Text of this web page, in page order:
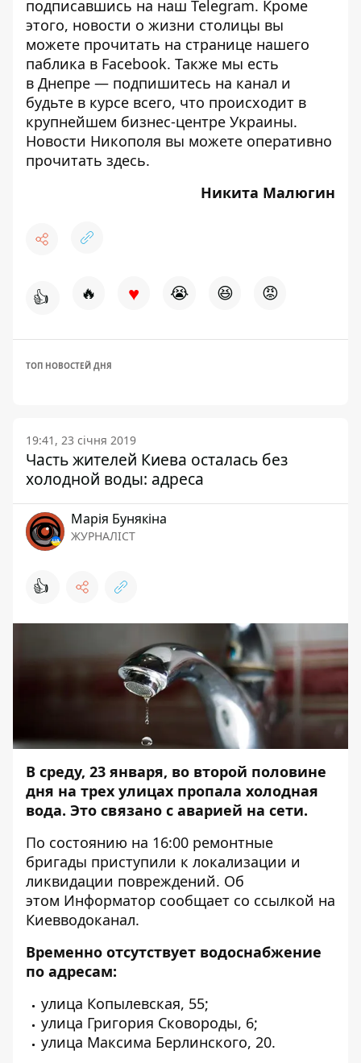
подписавшись на наш Telegram. Кроме
этого, новости о жизни столицы вы
можете прочитать на странице нашего
паблика в Facebook. Также мы есть
в Днепре — подпишитесь на канал и
будьте в курсе всего, что происходит в
крупнейшем бизнес-центре Украины.
Новости Никополя вы можете оперативно
прочитать здесь.
Никита Малюгин
👍 🔥 ♥ 😭 😆 😡
ТОП НОВОСТЕЙ ДНЯ
19:41, 23 січня 2019
Часть жителей Киева осталась без
холодной воды: адреса
Марія Бунякіна
ЖУРНАЛІСТ
👍
В среду, 23 января, во второй половине
дня на трех улицах пропала холодная
вода. Это связано с аварией на сети.
По состоянию на 16:00 ремонтные
бригады приступили к локализации и
ликвидации повреждений. Об
этом Информатор сообщает со ссылкой на
Киевводоканал.
Временно отсутствует водоснабжение
по адресам:
улица Копылевская, 55;
улица Григория Сковороды, 6;
улица Максима Берлинского, 20.